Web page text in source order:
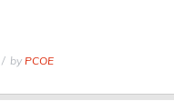
by PCOE